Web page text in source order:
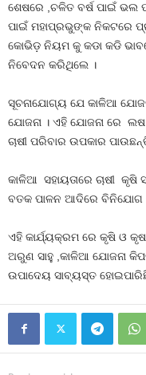
ଶେଷରେ ,ଚଳିତ ବର୍ଷ ପାଇଁ ଭଲ
ପାଇଁ ମହାପ୍ରଭୁଙ୍କ ନିକଟରେ
କୋଭିଡ଼ ନିୟମ କୁ କଡା କଡି
ନିବେଦନ କରିଥିଲେ ।
ସୂଚନାଯୋଗ୍ୟ ଯେ କାଳିଆ
ଯୋଜନା । ଏହି ଯୋଜନା ରେ ଲଷ
ଚାଷୀ ପରିବାର ଉପକାର
କାଳିଆ ସହାୟତାରେ ଚାଷୀ କୃଷି
ବତକ ପାଳନ ଆଦିରେ ବିନିଯୋଗ
ଏହି କାର୍ଯ୍ୟକ୍ରମ ରେ କୃଷି ଓ
ଅରୁଣ ସାହୁ ,କାଳିଆ ଯୋଜନା
ଉପାଦେୟ ସାବ୍ୟସ୍ତ